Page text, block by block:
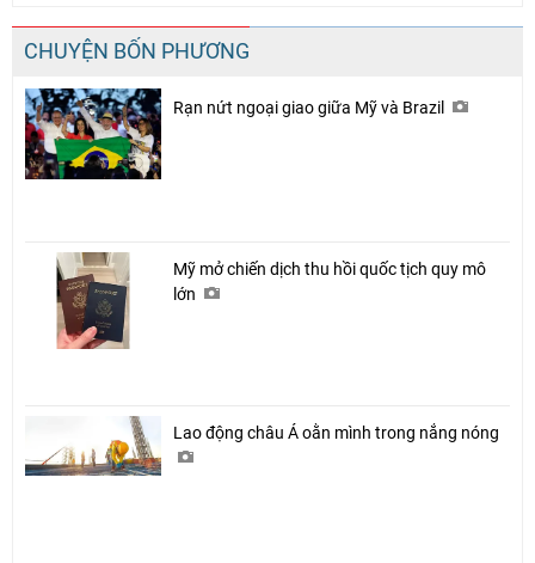
CHUYỆN BỐN PHƯƠNG
Rạn nứt ngoại giao giữa Mỹ và Brazil
Mỹ mở chiến dịch thu hồi quốc tịch quy mô
lớn
Lao động châu Á oằn mình trong nắng nóng